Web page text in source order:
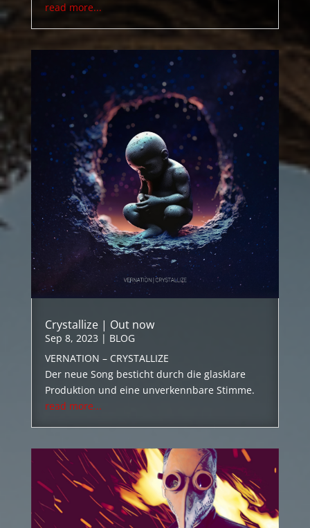
read more...
Crystallize | Out now
Sep 8, 2023 | BLOG
VERNATION – CRYSTALLIZE
Der neue Song besticht durch die glasklare
Produktion und eine unverkennbare Stimme.
read more...